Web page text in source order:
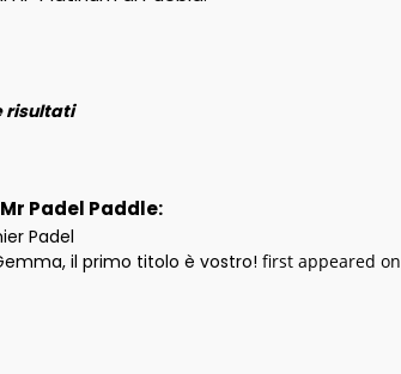
risultati
Padel Paddle:
Padel
il primo titolo è vostro! first appeared on